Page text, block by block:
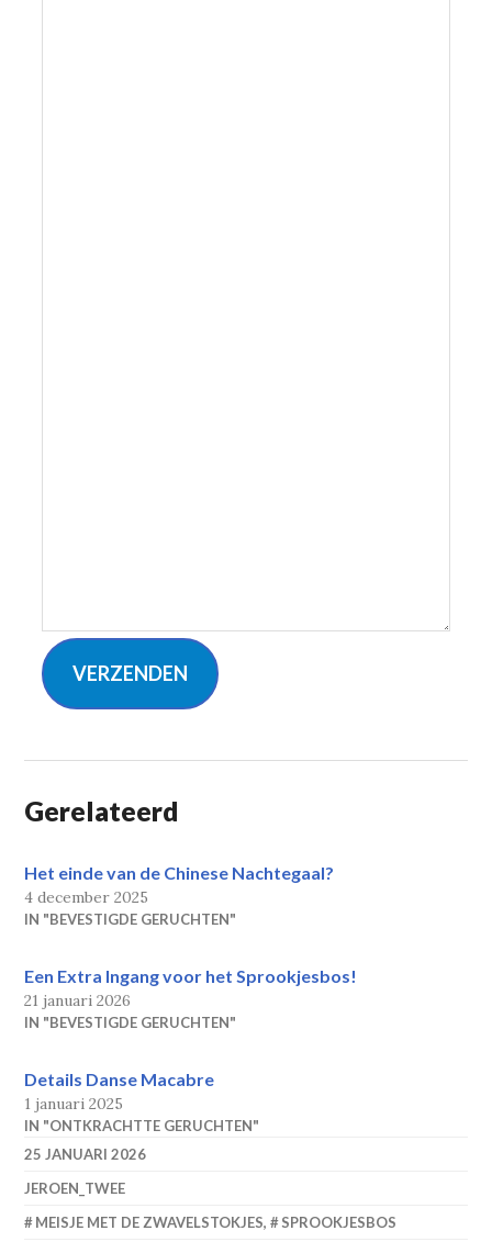
VERZENDEN
Gerelateerd
Het einde van de Chinese Nachtegaal?
4 december 2025
IN "BEVESTIGDE GERUCHTEN"
Een Extra Ingang voor het Sprookjesbos!
21 januari 2026
IN "BEVESTIGDE GERUCHTEN"
Details Danse Macabre
1 januari 2025
IN "ONTKRACHTTE GERUCHTEN"
25 JANUARI 2026
JEROEN_TWEE
MEISJE MET DE ZWAVELSTOKJES, SPROOKJESBOS